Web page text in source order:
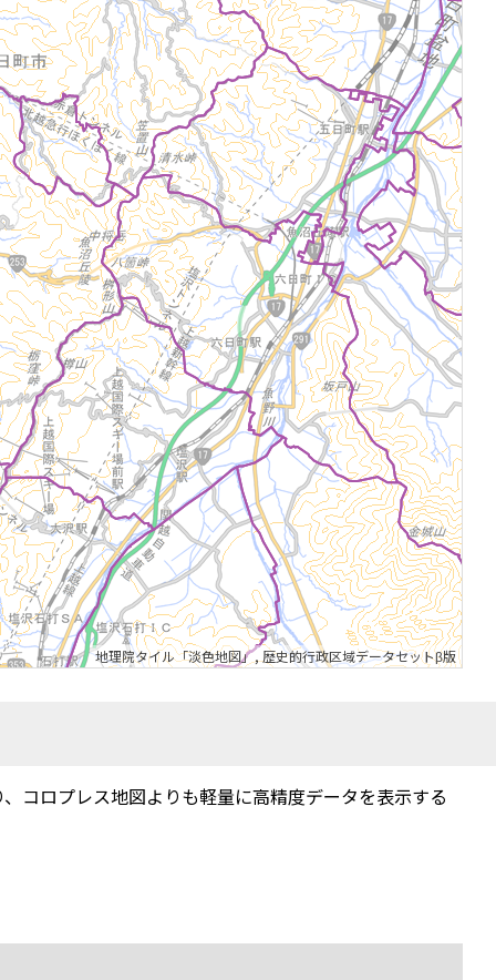
地理院タイル「淡色地図」, 歴史的行政区域データセットβ版
コロプレス地図よりも軽量に高精度データを表示する